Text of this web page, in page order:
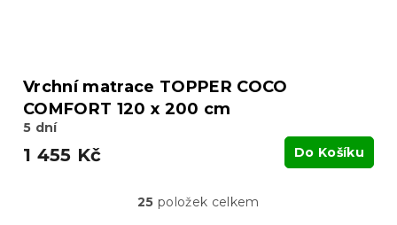
Vrchní matrace TOPPER COCO
COMFORT 120 x 200 cm
5 dní
1 455 Kč Do Košíku
O
25 položek celkem